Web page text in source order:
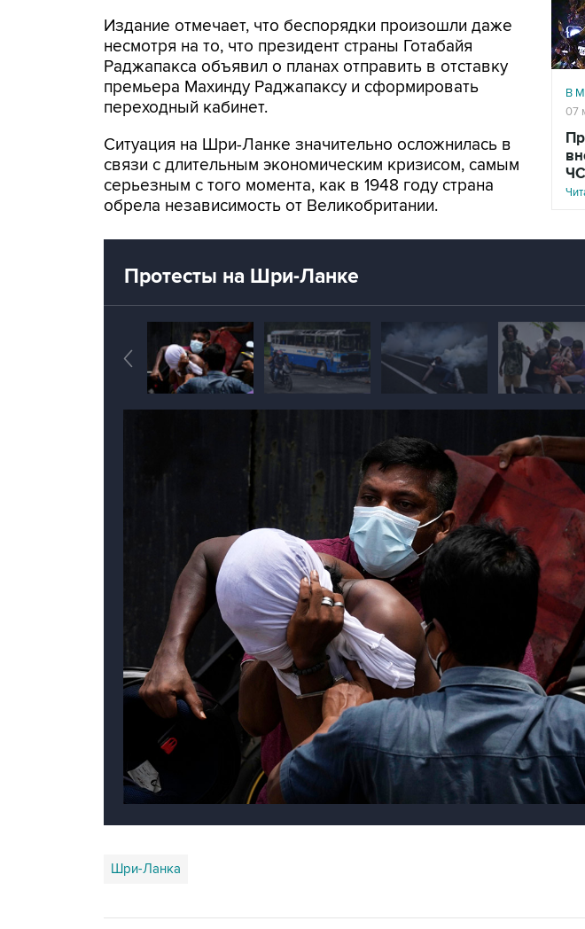
В
07
ЧС
Издание отмечает, что беспорядки произошли даже
несмотря на то, что президент страны Готабайя
Раджапакса объявил о планах отправить в отставку
премьера Махинду Раджапаксу и сформировать
переходный кабинет.
Ситуация на Шри-Ланке значительно осложнилась в
связи с длительным экономическим кризисом, самым
серьезным с того момента, как в 1948 году страна
обрела независимость от Великобритании.
Протесты на Шри-Ланке
Шри-Ланка